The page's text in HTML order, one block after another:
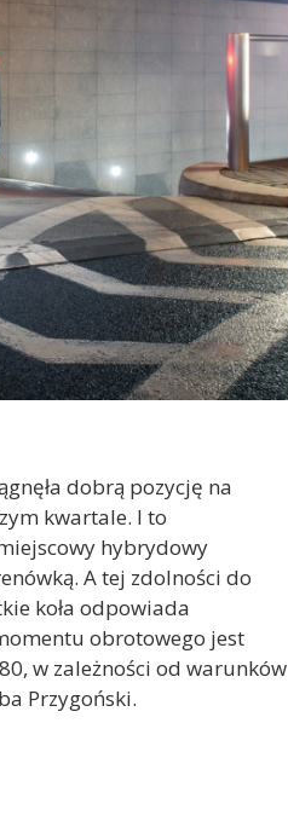
dobrą pozycję na
kwartale. I to
hybrydowy
A tej zdolności do
koła odpowiada
obrotowego jest
w zależności od warunków
Przygoński.